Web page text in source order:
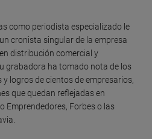
como periodista especializado le
cronista singular de la empresa
distribución comercial y
grabadora ha tomado nota de los
y logros de cientos de empresarios,
que quedan reflejadas en
Emprendedores, Forbes o las